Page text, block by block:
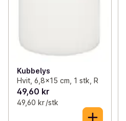
Kubbelys
Hvit, 6,8x15 cm, 1 stk, R
49,60 kr
49,60 kr /stk